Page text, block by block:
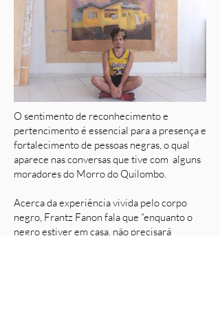
O sentimento de reconhecimento e
pertencimento é essencial para a presença e
fortalecimento de pessoas negras, o qual
aparece nas conversas que tive com alguns
moradores do Morro do Quilombo.
Acerca da experiência vivida pelo corpo
negro, Frantz Fanon fala que “enquanto o
negro estiver em casa, não precisará